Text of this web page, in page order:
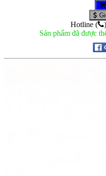
Hotline (
Sản phẩm đã được